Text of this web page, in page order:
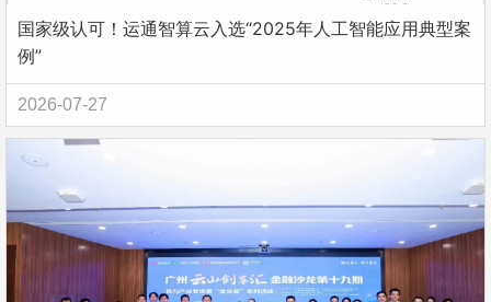
国家级认可！运通智算云入选“2025年人工智能应用典型案
例”
2026-07-27